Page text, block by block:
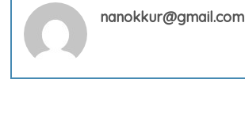
nanokkur@gmail.com